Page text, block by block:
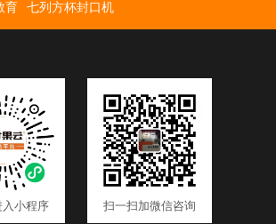
育 七列方杯封口机
小程序 扫一扫加微信咨询